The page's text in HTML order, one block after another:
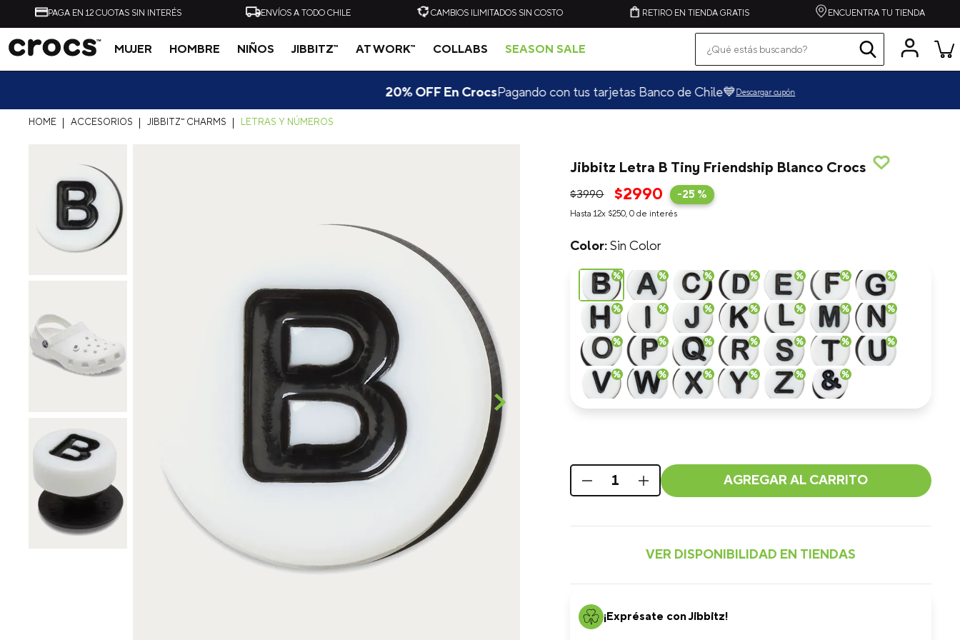
PAGA EN 12 CUOTAS SIN INTERÉS ENVÍOS A TODO CHILE CAMBIOS ILIMITADOS SIN COSTO RETIRO EN TIENDA GRATIS ENCUENTRA TU TIENDA
MUJER HOMBRE NIÑOS JIBBITZ™ AT WORK™ COLLABS SEASON SALE
¿Qué estás buscando?
20% OFF En CrocsPagando con tus tarjetas Banco de Chile💙Descargar cupón
ACCESORIOS JIBBITZ™ CHARMS LETRAS Y NÚMEROS
Jibbitz Letra B Tiny Friendship Blanco Crocs
$3990 $2990 -25 %
Hasta12x $250,0 de interés
Sin Color
AGREGAR AL CARRITO
¡Exprésate con Jibbitz!
Tal vez te interese
40%
ZUECO UNISEX ALL
TERRAIN CLOG AZUL
CROCS
$54
CROCS
990 $39
ZUECO UNISEX CLASSIC
909
Términos más buscados
crocband
one piece
crafted